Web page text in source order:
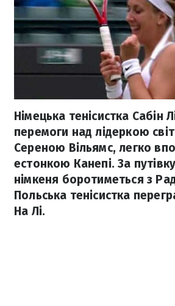
Німецька тенісистка Сабін
перемоги над лідеркою
Сереною Вільямс, легко
естонкою Канепі. За
німкеня боротиметься з
Польська тенісистка
На Лі.